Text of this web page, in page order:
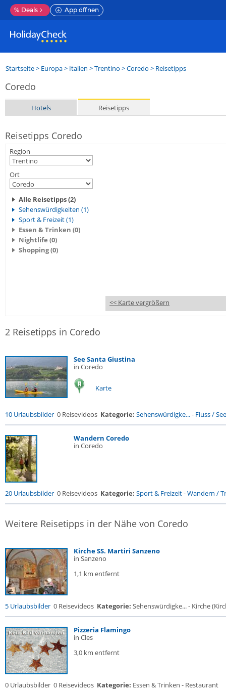
% Deals App öffnen
Startseite> Europa> Italien >Trentino >Coredo > Reisetipps
Coredo
Hotels Reisetipps
Reisetipps Coredo
Region
Ort
Alle Reisetipps (2)
Sehenswürdigkeiten (1)
Sport & Freizeit (1)
Essen & Trinken (0)
Nightlife (0)
Shopping (0)
<< Karte vergrößern
2 Reisetipps in Coredo
See Santa Giustina
in Coredo
Karte
10 Urlaubsbilder 0 Reisevideos Kategorie: Sehenswürdigke...- Fluss /
Wandern Coredo
in Coredo
20 Urlaubsbilder 0 Reisevideos Kategorie: Sport & Freizeit-Wandern /
Weitere Reisetipps in der Nähe von Coredo
Kirche SS. Martiri Sanzeno
in Sanzeno
1,1 km entfernt
5 Urlaubsbilder 0 Reisevideos Kategorie: Sehenswürdigke... - Kirche
Pizzeria Flamingo
in Cles
3,0 km entfernt
0 Urlaubsbilder 0 Reisevideos Kategorie: Essen & Trinken - Restaurant